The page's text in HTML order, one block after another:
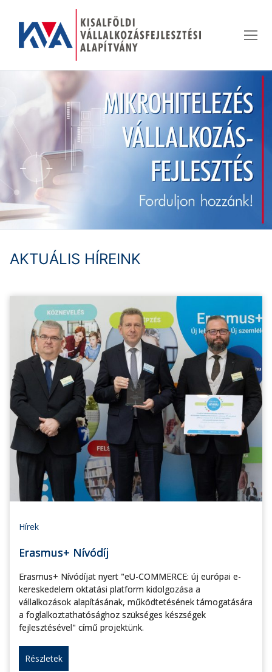
tartalomra
AKTUÁLIS HÍREINK
Hírek
Erasmus+ Nívódíj
Erasmus+ Nívódíjat nyert "eU-COMMERCE: új európai e-
kereskedelem oktatási platform kidolgozása a
vállalkozások alapításának, működtetésének támogatására
a foglalkoztathatósághoz szükséges készségek
fejlesztésével" című projektünk.
Részletek